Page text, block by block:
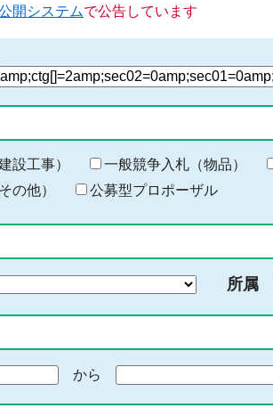
開システムで公告しています
検
ー
設工事） 一般競争入札（物品）
の他）
公募型プロポーザル
所属
から